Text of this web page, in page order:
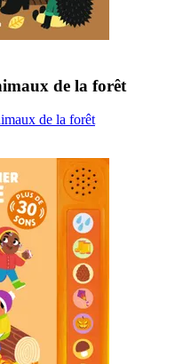
de la forêt
de la forêt